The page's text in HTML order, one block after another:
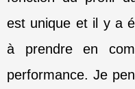
est unique et il y a
à prendre en
performance. Je